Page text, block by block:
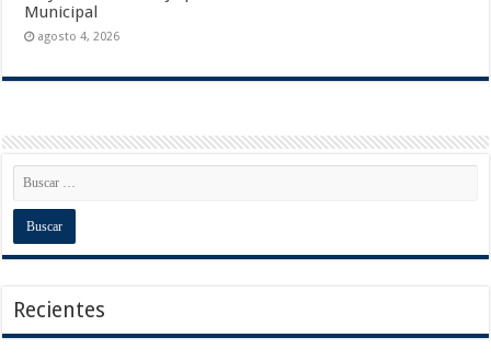
Municipal
agosto 4, 2026
Recientes